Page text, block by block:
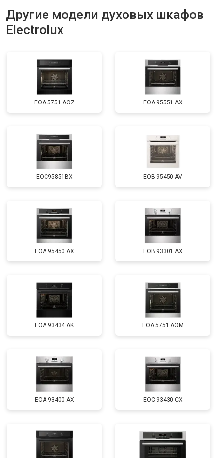
Другие модели духовых шкафов
Electrolux
EOA 5751 AOZ EOA 95551 AX
EOC95851BX EOB 95450 AV
EOA 95450 AX EOB 93301 AX
EOA 93434 AK EOA 5751 AOM
EOA 93400 AX EOC 93430 CX